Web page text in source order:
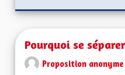
Pourquoi se
Proposition anonyme